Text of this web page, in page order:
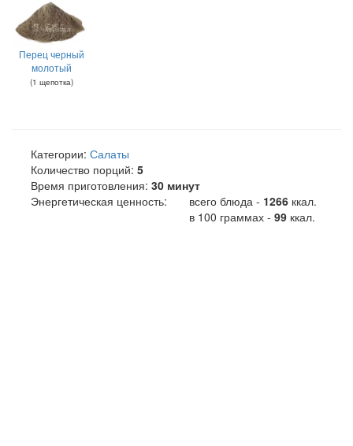
Перец черный
молотый
(1 щепотка)
Категории: Салаты
Количество порций: 5
Время приготовления: 30 минут
Энергетическая ценность:
всего блюда - 1266 ккал.
в 100 граммах - 99 ккал.